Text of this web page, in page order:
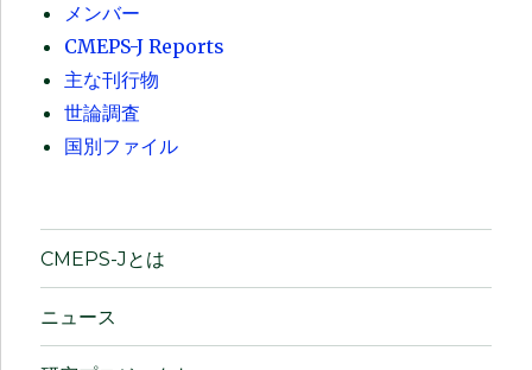
メンバー
CMEPS-J Reports
主な刊行物
世論調査
国別ファイル
CMEPS-Jとは
ニュース